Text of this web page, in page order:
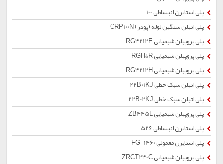
پلی استایرن انبساطی 100
پلی اتیلن سنگین لوله (پودر) CRP100N
پلی پروپیلن شیمیایی RG3212E
پلی پروپیلن شیمیایی RGH&R
پلی پروپیلن شیمیایی RG3212H
پلی اتیلن سبک خطی 22B01KJ
پلی اتیلن سبک خطی 22B02KJ
پلی پروپیلن شیمیایی ZB445L
پلی استایرن انبساطی 526
پلی استایرن معمولی 1460-FG
پلی پروپیلن شیمیایی ZRCT230C